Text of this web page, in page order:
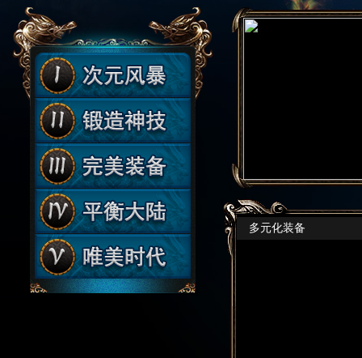
多元化装备